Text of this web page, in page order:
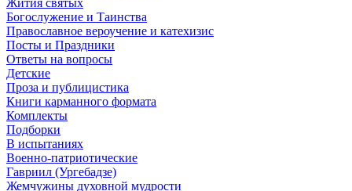
Жития святых
Богослужение и Таинства
Православное вероучение и катехизис
Посты и Праздники
Ответы на вопросы
Детские
Проза и публицистика
Книги карманного формата
Комплекты
Подборки
В испытаниях
Военно-патриотические
Гавриил (Ургебадзе)
Жемчужины духовной мудрости